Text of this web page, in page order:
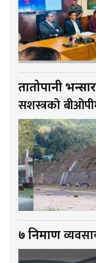
तातोपानी भन्सार
सशस्त्रको
७ निर्माण